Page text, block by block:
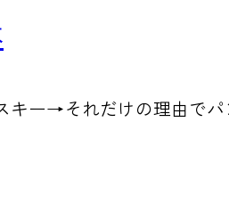
キー→それだけの理由で